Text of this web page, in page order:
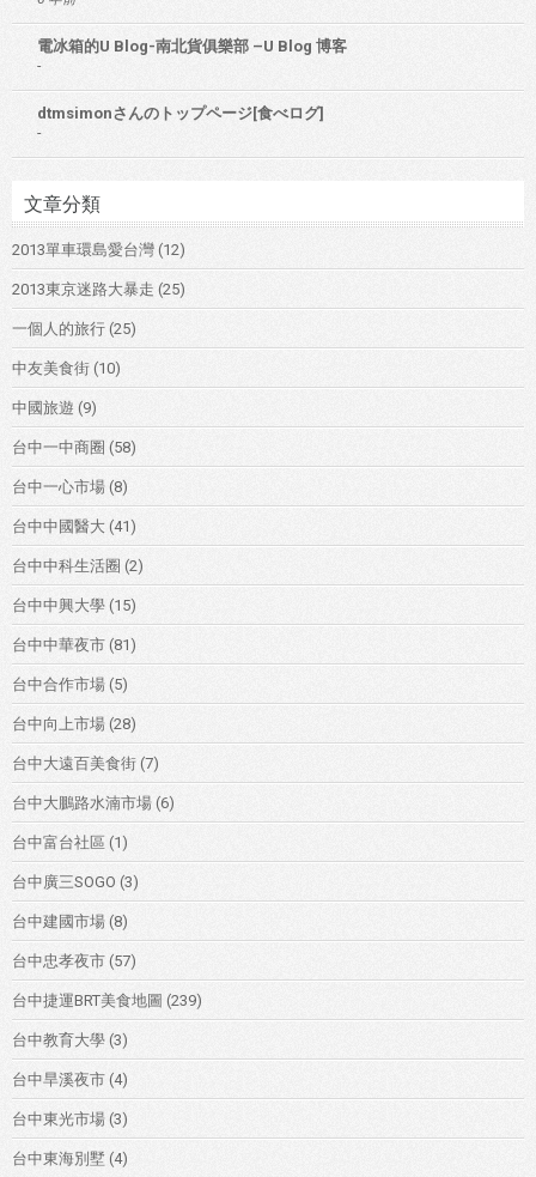
電冰箱的U Blog-南北貨俱樂部 –U Blog 博客
-
dtmsimonさんのトップページ[食べログ]
-
文章分類
2013單車環島愛台灣 (12)
2013東京迷路大暴走 (25)
一個人的旅行 (25)
中友美食街 (10)
中國旅遊 (9)
台中一中商圈 (58)
台中一心市場 (8)
台中中國醫大 (41)
台中中科生活圈 (2)
台中中興大學 (15)
台中中華夜市 (81)
台中合作市場 (5)
台中向上市場 (28)
台中大遠百美食街 (7)
台中大鵬路水湳市場 (6)
台中富台社區 (1)
台中廣三SOGO (3)
台中建國市場 (8)
台中忠孝夜市 (57)
台中捷運BRT美食地圖 (239)
台中教育大學 (3)
台中旱溪夜市 (4)
台中東光市場 (3)
台中東海別墅 (4)